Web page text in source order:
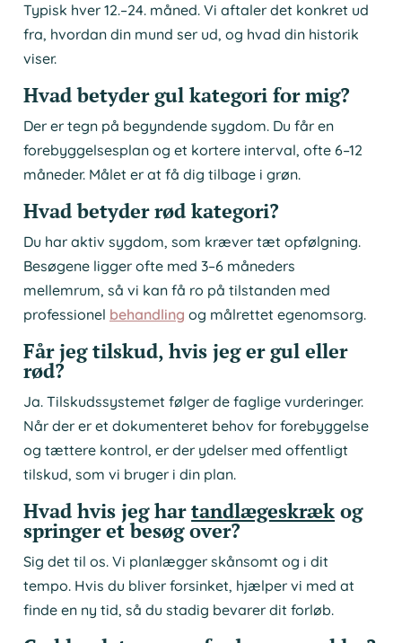
Typisk hver 12.–24. måned. Vi aftaler det konkret ud
fra, hvordan din mund ser ud, og hvad din historik
viser.
Hvad betyder gul kategori for mig?
Der er tegn på begyndende sygdom. Du får en
forebyggelsesplan og et kortere interval, ofte 6–12
måneder. Målet er at få dig tilbage i grøn.
Hvad betyder rød kategori?
Du har aktiv sygdom, som kræver tæt opfølgning.
Besøgene ligger ofte med 3–6 måneders
mellemrum, så vi kan få ro på tilstanden med
professionel behandling og målrettet egenomsorg.
Får jeg tilskud, hvis jeg er gul eller
rød?
Ja. Tilskudssystemet følger de faglige vurderinger.
Når der er et dokumenteret behov for forebyggelse
og tættere kontrol, er der ydelser med offentligt
tilskud, som vi bruger i din plan.
Hvad hvis jeg hartandlægeskræk og
springer et besøg over?
Sig det til os. Vi planlægger skånsomt og i dit
tempo. Hvis du bliver forsinket, hjælper vi med at
finde en ny tid, så du stadig bevarer dit forløb.